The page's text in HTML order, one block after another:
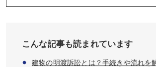
こんな記事も読まれています
建物の明渡訴訟とは？手続きや流れを